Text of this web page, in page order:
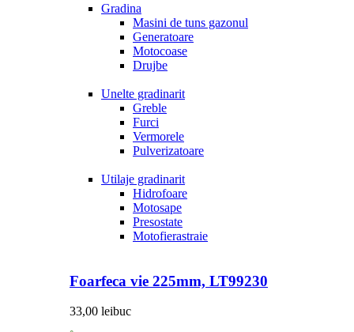
Gradina
Masini de tuns gazonul
Generatoare
Motocoase
Drujbe
Unelte gradinarit
Greble
Furci
Vermorele
Pulverizatoare
Utilaje gradinarit
Hidrofoare
Motosape
Presostate
Motofierastraie
Foarfeca vie 225mm, LT99230
33,00 leibuc